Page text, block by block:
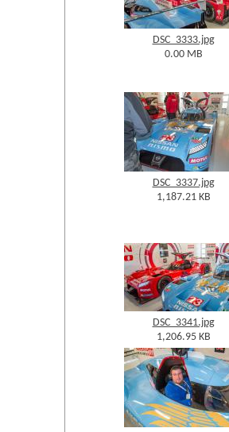
DSC_3333.jpg
0.00 MB
DSC_3337.jpg
1,187.21 KB
DSC_3341.jpg
1,206.95 KB